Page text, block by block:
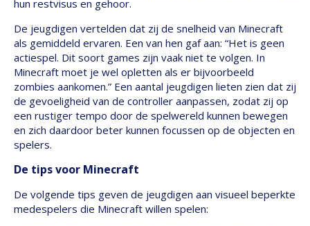
hun restvisus en gehoor.
De jeugdigen vertelden dat zij de snelheid van Minecraft
als gemiddeld ervaren. Een van hen gaf aan: “Het is geen
actiespel. Dit soort games zijn vaak niet te volgen. In
Minecraft moet je wel opletten als er bijvoorbeeld
zombies aankomen.” Een aantal jeugdigen lieten zien dat zij
de gevoeligheid van de controller aanpassen, zodat zij op
een rustiger tempo door de spelwereld kunnen bewegen
en zich daardoor beter kunnen focussen op de objecten en
spelers.
De tips voor Minecraft
De volgende tips geven de jeugdigen aan visueel beperkte
medespelers die Minecraft willen spelen: